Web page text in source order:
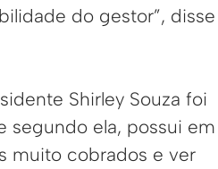
do gestor”, disse
Shirley Souza foi
segundo ela, possui em
muito cobrados e ver